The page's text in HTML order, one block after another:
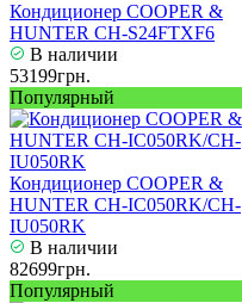
Кондиционер COOPER &
HUNTER CH-S24FTXF6
В наличии
53199грн.
Популярный
Кондиционер COOPER &
HUNTER CH-IC050RK/CH-
IU050RK
В наличии
82699грн.
Популярный